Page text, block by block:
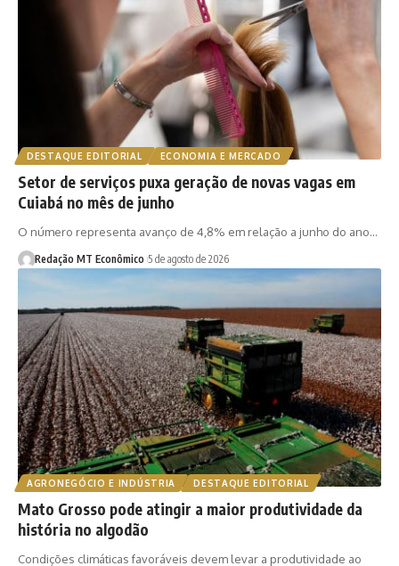
DESTAQUE EDITORIAL ECONOMIA E MERCADO
Setor de serviços puxa geração de novas vagas em
Cuiabá no mês de junho
O número representa avanço de 4,8% em relação a junho do ano…
Redação MT Econômico 5 de agosto de 2026
AGRONEGÓCIO E INDÚSTRIA DESTAQUE EDITORIAL
Mato Grosso pode atingir a maior produtividade da
história no algodão
Condições climáticas favoráveis devem levar a produtividade ao